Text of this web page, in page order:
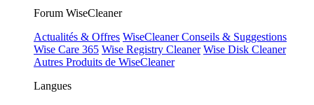
Forum WiseCleaner
Actualités & Offres WiseCleaner Conseils & Suggestions
Wise Care 365 Wise Registry Cleaner Wise Disk Cleaner
Autres Produits de WiseCleaner
Langues